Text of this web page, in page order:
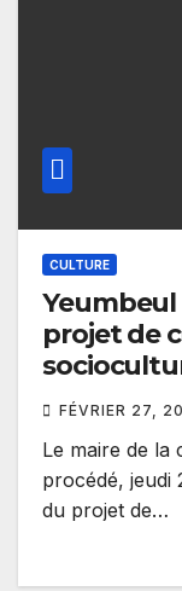
CULTURE
Yeumbeul
projet de
FÉVRIER 27,
Le maire de la
procédé, jeudi
du projet de…